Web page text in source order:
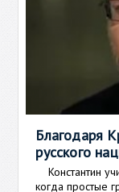
Благодаря
русского
Константин
когда простые